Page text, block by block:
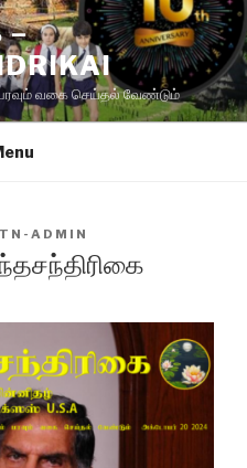
–
வகை செய்தல் வேண்டும்
ADMIN